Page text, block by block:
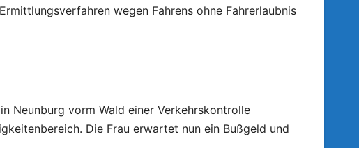
wegen Fahrens ohne Fahrerlaubnis
Neunburg vorm Wald einer Verkehrskontrolle
Die Frau erwartet nun ein Bußgeld und